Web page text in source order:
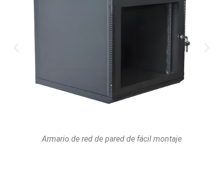
Módulo de casete de alta densidad MPO-LC